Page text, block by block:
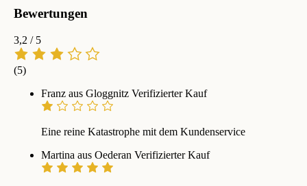
Bewertungen
3,2 / 5
(5)
Franz aus Gloggnitz Verifizierter Kauf
Eine reine Katastrophe mit dem Kundenservice
Martina aus Oederan Verifizierter Kauf